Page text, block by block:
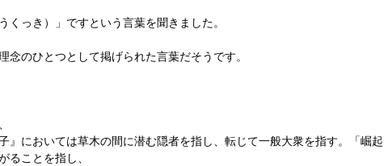
っき）」ですという言葉を聞きました。
のひとつとして掲げられた言葉だそうです。
』においては草木の間に潜む隠者を指し、転じて一般大衆を指す。「崛起
ることを指し、